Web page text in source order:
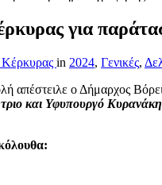
για
Κέρκυρας in 2024, Γενικές,
απέστειλε ο Δήμαρχος
και Υφυπουργό